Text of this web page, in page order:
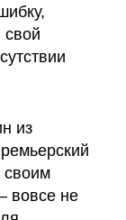
свой
из
своим
вовсе не